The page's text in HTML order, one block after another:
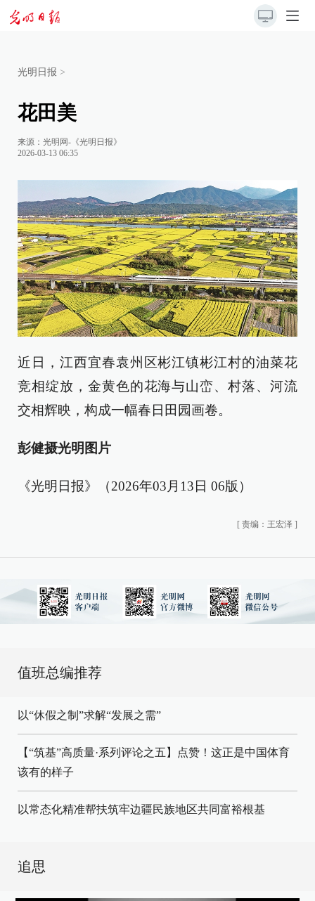
光明日报 >
花田美
来源： 光明网-《光明日报》
2026-03-13 06:35
近日，江西宜春袁州区彬江镇彬江村的油菜花
竞相绽放，金黄色的花海与山峦、村落、河流
交相辉映，构成一幅春日田园画卷。
彭健摄光明图片
《光明日报》（2026年03月13日 06版）
[ 责编：王宏泽 ]
值班总编推荐
以“休假之制”求解“发展之需”
【“筑基”高质量·系列评论之五】点赞！这正是中国体育
该有的样子
以常态化精准帮扶筑牢边疆民族地区共同富裕根基
追思